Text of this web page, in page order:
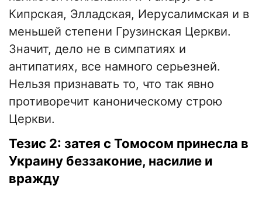
Кипрская, Элладская, Иерусалимская и в
меньшей степени Грузинская Церкви.
Значит, дело не в симпатиях и
антипатиях, все намного серьезней.
Нельзя признавать то, что так явно
противоречит каноническому строю
Церкви.
Тезис 2: затея с Томосом принесла в
Украину беззаконие, насилие и
вражду